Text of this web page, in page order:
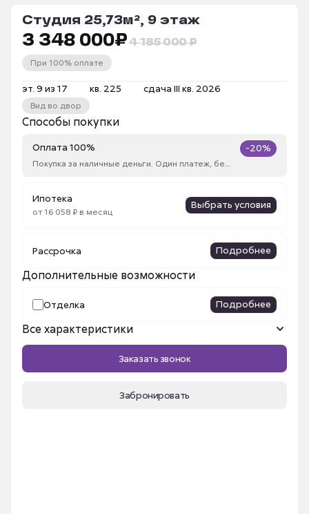
Студия 25,73м², 9 этаж
3 348 000₽ 4 185 000 ₽
При 100% оплате
эт. 9 из 17 кв. 225 сдача III кв. 2026
Вид во двор
Способы покупки
Оплата 100%
Покупка за наличные деньги. Один платеж, без рассрочки
-20%
Ипотека
от 16 058 ₽ в месяц
Выбрать условия
Рассрочка Подробнее
Дополнительные возможности
Отделка Подробнее
Все характеристики
Название ЖК Сибирский
Заказать звонок
Забронировать